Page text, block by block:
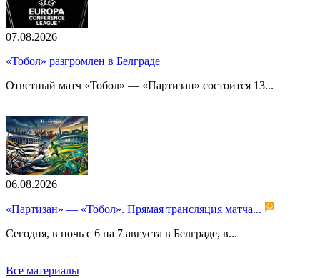
07.08.2026
«Тобол» разгромлен в Белграде
Ответный матч «Тобол» — «Партизан» состоится 13...
06.08.2026
«Партизан» — «Тобол». Прямая трансляция матча...
Сегодня, в ночь с 6 на 7 августа в Белграде, в...
Все материалы